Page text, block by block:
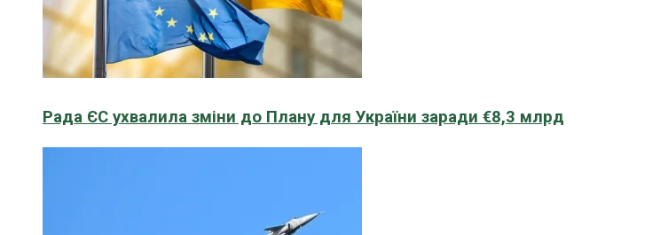
Рада ЄС ухвалила зміни до Плану для України заради €8,3 млрд